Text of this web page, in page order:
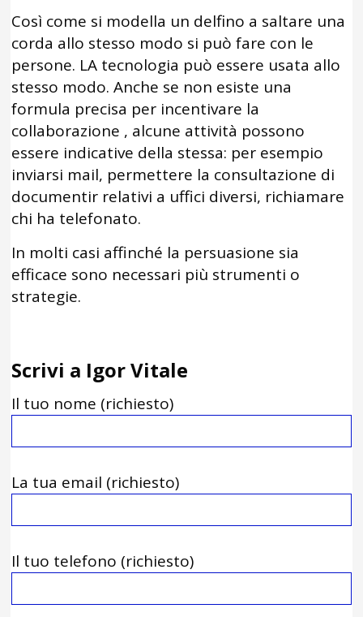
Così come si modella un delfino a saltare una
corda allo stesso modo si può fare con le
persone. LA tecnologia può essere usata allo
stesso modo. Anche se non esiste una
formula precisa per incentivare la
collaborazione , alcune attività possono
essere indicative della stessa: per esempio
inviarsi mail, permettere la consultazione di
documentir relativi a uffici diversi, richiamare
chi ha telefonato.
In molti casi affinché la persuasione sia
efficace sono necessari più strumenti o
strategie.
Scrivi a Igor Vitale
Il tuo nome (richiesto)
La tua email (richiesto)
Il tuo telefono (richiesto)